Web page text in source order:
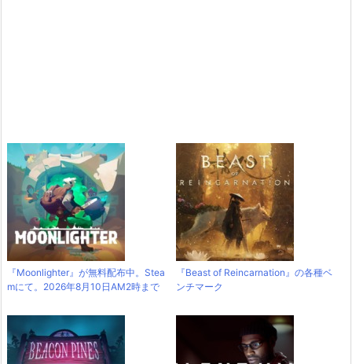
『Moonlighter』が無料配布中。Stea
mにて。2026年8月10日AM2時まで
『Beast of Reincarnation』の各種ベ
ンチマーク